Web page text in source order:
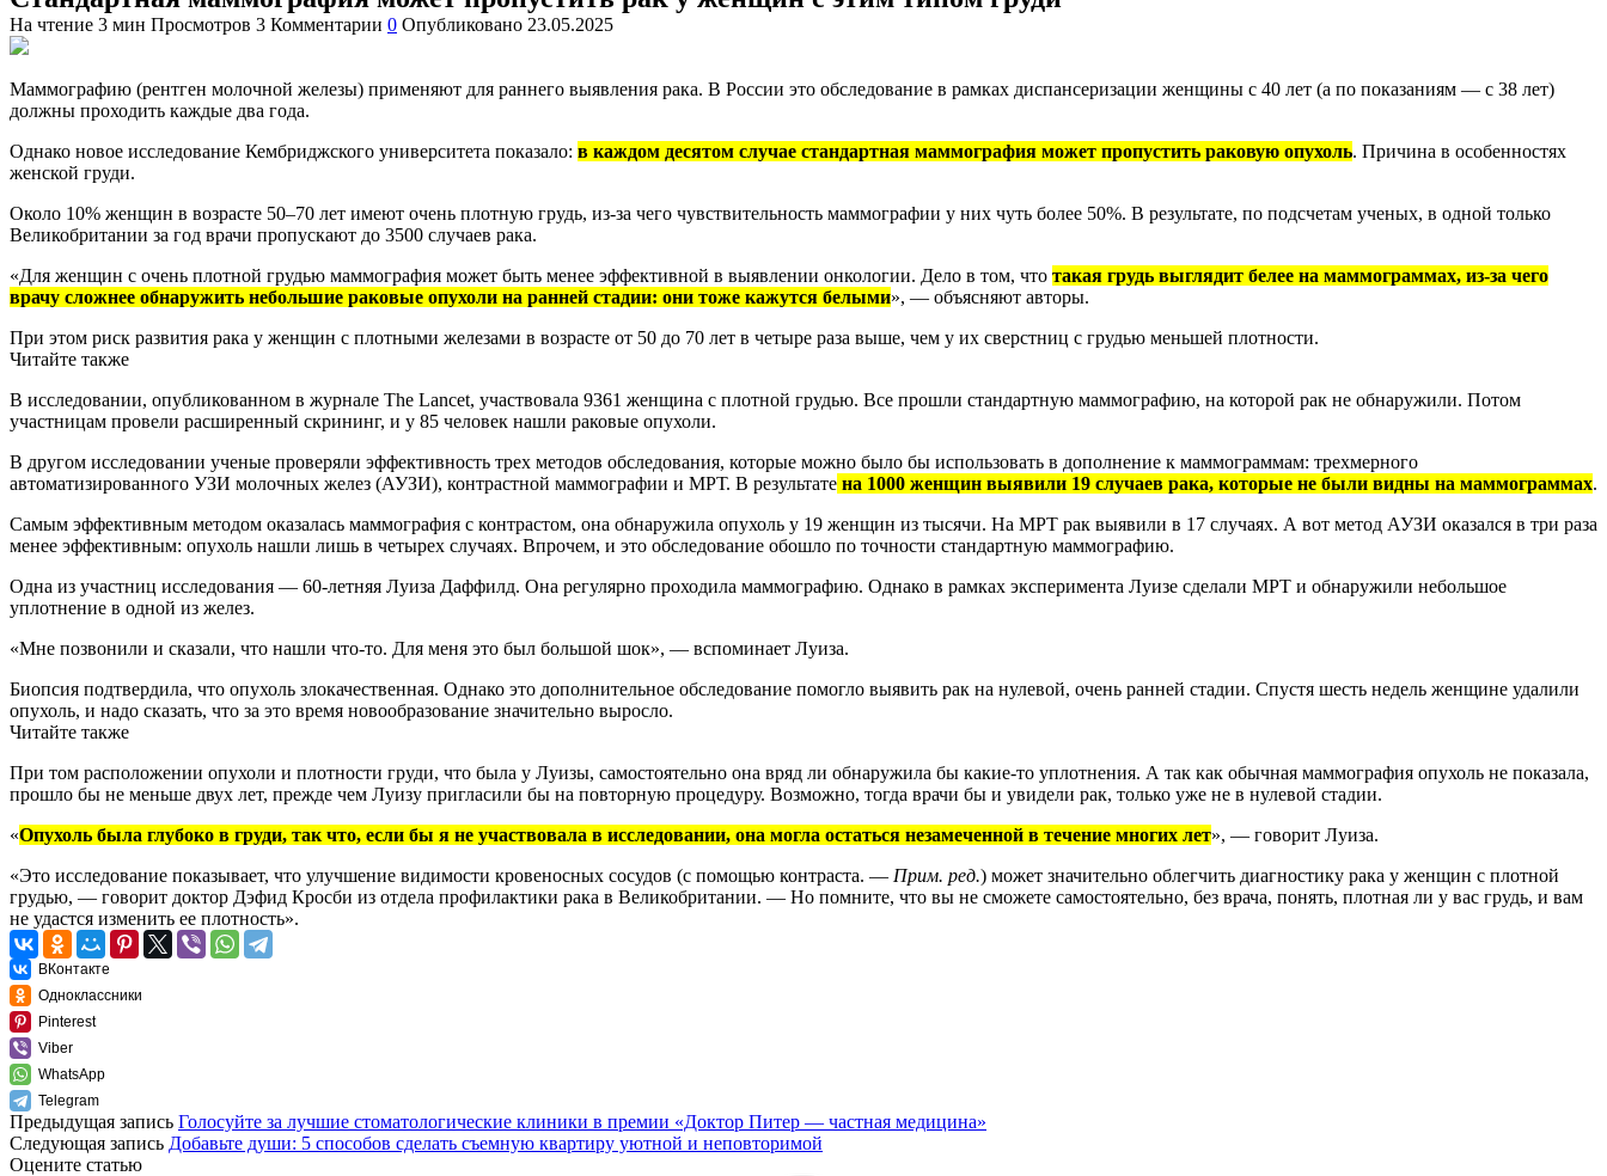
На чтение 3 мин Просмотров 3 Комментарии 0 Опубликовано 23.05.2025
Маммографию (рентген молочной железы) применяют для раннего выявления рака. В России это обследование в рамках диспансеризации женщины с 40 лет (а по показаниям — с 38 лет)
должны проходить каждые два года.
Однако новое исследование Кембриджского университета показало: в каждом десятом случае стандартная маммография может пропустить раковую опухоль. Причина в особенностях
женской груди.
Около 10% женщин в возрасте 50–70 лет имеют очень плотную грудь, из-за чего чувствительность маммографии у них чуть более 50%. В результате, по подсчетам ученых, в одной только
Великобритании за год врачи пропускают до 3500 случаев рака.
«Для женщин с очень плотной грудью маммография может быть менее эффективной в выявлении онкологии. Дело в том, что такая грудь выглядит белее на маммограммах, из-за чего
врачу сложнее обнаружить небольшие раковые опухоли на ранней стадии: они тоже кажутся белыми», — объясняют авторы.
При этом риск развития рака у женщин с плотными железами в возрасте от 50 до 70 лет в четыре раза выше, чем у их сверстниц с грудью меньшей плотности.
Читайте также
В исследовании, опубликованном в журнале The Lancet, участвовала 9361 женщина с плотной грудью. Все прошли стандартную маммографию, на которой рак не обнаружили. Потом
участницам провели расширенный скрининг, и у 85 человек нашли раковые опухоли.
В другом исследовании ученые проверяли эффективность трех методов обследования, которые можно было бы использовать в дополнение к маммограммам: трехмерного
автоматизированного УЗИ молочных желез (АУЗИ), контрастной маммографии и МРТ. В результате на 1000 женщин выявили 19 случаев рака, которые не были видны на маммограммах.
Самым эффективным методом оказалась маммография с контрастом, она обнаружила опухоль у 19 женщин из тысячи. На МРТ рак выявили в 17 случаях. А вот метод АУЗИ оказался в три раза
менее эффективным: опухоль нашли лишь в четырех случаях. Впрочем, и это обследование обошло по точности стандартную маммографию.
Одна из участниц исследования — 60-летняя Луиза Даффилд. Она регулярно проходила маммографию. Однако в рамках эксперимента Луизе сделали МРТ и обнаружили небольшое
уплотнение в одной из желез.
«Мне позвонили и сказали, что нашли что-то. Для меня это был большой шок», — вспоминает Луиза.
Биопсия подтвердила, что опухоль злокачественная. Однако это дополнительное обследование помогло выявить рак на нулевой, очень ранней стадии. Спустя шесть недель женщине удалили
опухоль, и надо сказать, что за это время новообразование значительно выросло.
Читайте также
При том расположении опухоли и плотности груди, что была у Луизы, самостоятельно она вряд ли обнаружила бы какие-то уплотнения. А так как обычная маммография опухоль не показала,
прошло бы не меньше двух лет, прежде чем Луизу пригласили бы на повторную процедуру. Возможно, тогда врачи бы и увидели рак, только уже не в нулевой стадии.
«Опухоль была глубоко в груди, так что, если бы я не участвовала в исследовании, она могла остаться незамеченной в течение многих лет», — говорит Луиза.
«Это исследование показывает, что улучшение видимости кровеносных сосудов (с помощью контраста. — Прим. ред.) может значительно облегчить диагностику рака у женщин с плотной
грудью, — говорит доктор Дэфид Кросби из отдела профилактики рака в Великобритании. — Но помните, что вы не сможете самостоятельно, без врача, понять, плотная ли у вас грудь, и вам
не удастся изменить ее плотность».
ВКонтакте
Одноклассники
Pinterest
Viber
WhatsApp
Telegram
Предыдущая запись Голосуйте за лучшие стоматологические клиники в премии «Доктор Питер — частная медицина»
Следующая запись Добавьте души: 5 способов сделать съемную квартиру уютной и неповторимой
Оцените статью